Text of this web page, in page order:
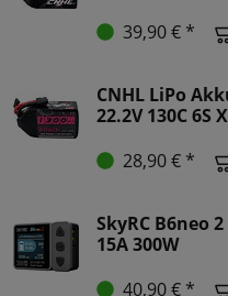
39,90 € *
CNHL LiPo
22.2V 130C 6S
28,90 € *
SkyRC B6neo
15A 300W
40,90 € *